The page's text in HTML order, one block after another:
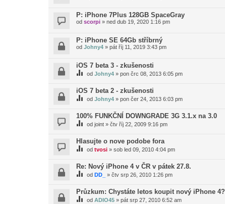
P: iPhone 7Plus 128GB SpaceGray
od scorpi » ned dub 19, 2020 1:16 pm
P: iPhone SE 64Gb stříbrný
od Johny4 » pát říj 11, 2019 3:43 pm
iOS 7 beta 3 - zkušenosti
od Johny4 » pon črc 08, 2013 6:05 pm
iOS 7 beta 2 - zkušenosti
od Johny4 » pon čer 24, 2013 6:03 pm
100% FUNKČNÍ DOWNGRADE 3G 3.1.x na 3.0
od joint » čtv říj 22, 2009 9:16 pm
Hlasujte o nove podobe fora
od tvosi » sob led 09, 2010 4:04 pm
Re: Nový iPhone 4 v ČR v pátek 27.8.
od DD_ » čtv srp 26, 2010 1:26 pm
Průzkum: Chystáte letos koupit nový iPhone 4?
od ADIO45 » pát srp 27, 2010 6:52 am